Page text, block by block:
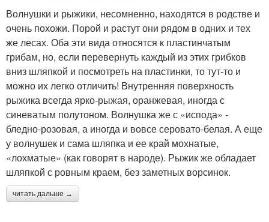
Волнушки и рыжики, несомненно, находятся в родстве и
очень похожи. Порой и растут они рядом в одних и тех
же лесах. Оба эти вида относятся к пластинчатым
грибам, но, если перевернуть каждый из этих грибков
вниз шляпкой и посмотреть на пластинки, то тут-то и
можно их легко отличить! Внутренняя поверхность
рыжика всегда ярко-рыжая, оранжевая, иногда с
синеватым полутоном. Волнушка же с «испода» -
бледно-розовая, а иногда и вовсе серовато-белая. А еще
у волнушек и сама шляпка и ее край мохнатые,
«лохматые» (как говорят в народе). Рыжик же обладает
шляпкой с ровным краем, без заметных ворсинок.
читать дальше →